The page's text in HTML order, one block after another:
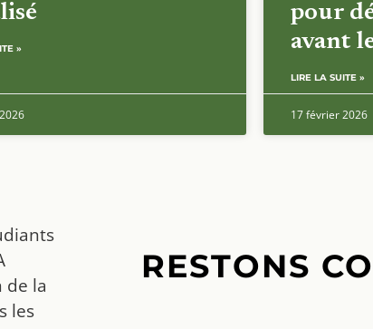
»
pour
avant
LIRE LA SUITE »
17 février 2026
de la
les
RESTONS